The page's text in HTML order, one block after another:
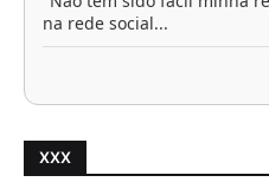
na rede social...
XXX